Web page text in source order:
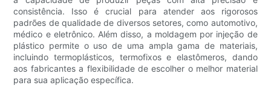
consistência. Isso é crucial para atender aos rigorosos
padrões de qualidade de diversos setores, como automotivo,
médico e eletrônico. Além disso, a moldagem por injeção de
plástico permite o uso de uma ampla gama de materiais,
incluindo termoplásticos, termofixos e elastômeros, dando
aos fabricantes a flexibilidade de escolher o melhor material
para sua aplicação específica.